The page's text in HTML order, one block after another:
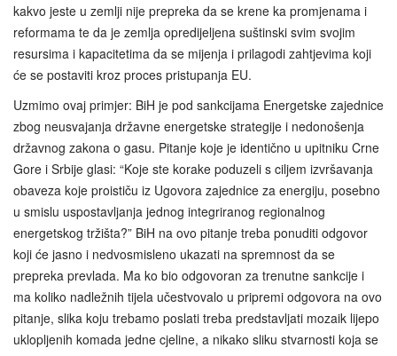
kakvo jeste u zemlji nije prepreka da se krene ka promjenama i
reformama te da je zemlja opredijeljena suštinski svim svojim
resursima i kapacitetima da se mijenja i prilagodi zahtjevima koji
će se postaviti kroz proces pristupanja EU.
Uzmimo ovaj primjer: BiH je pod sankcijama Energetske zajednice
zbog neusvajanja državne energetske strategije i nedonošenja
državnog zakona o gasu. Pitanje koje je identično u upitniku Crne
Gore i Srbije glasi: “Koje ste korake poduzeli s ciljem izvršavanja
obaveza koje proističu iz Ugovora zajednice za energiju, posebno
u smislu uspostavljanja jednog integriranog regionalnog
energetskog tržišta?” BiH na ovo pitanje treba ponuditi odgovor
koji će jasno i nedvosmisleno ukazati na spremnost da se
prepreka prevlada. Ma ko bio odgovoran za trenutne sankcije i
ma koliko nadležnih tijela učestvovalo u pripremi odgovora na ovo
pitanje, slika koju trebamo poslati treba predstavljati mozaik lijepo
uklopljenih komada jedne cjeline, a nikako sliku stvarnosti koja se